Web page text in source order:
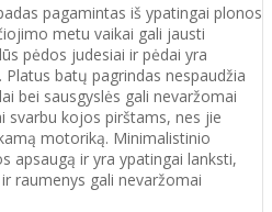
pagamintas iš ypatingai plonos
metu vaikai gali jausti
pėdos judesiai ir pėdai yra
batų pagrindas nespaudžia
bei sausgyslės gali nevaržomai
svarbu kojos pirštams, nes jie
motoriką. Minimalistinio
apsaugą ir yra ypatingai lanksti,
raumenys gali nevaržomai